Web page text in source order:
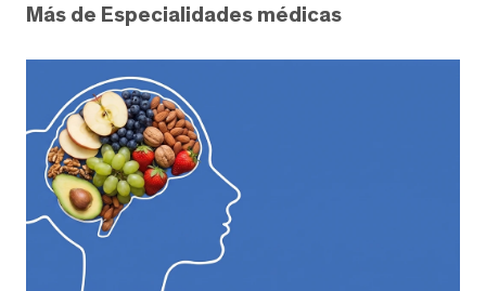
Más de Especialidades médicas